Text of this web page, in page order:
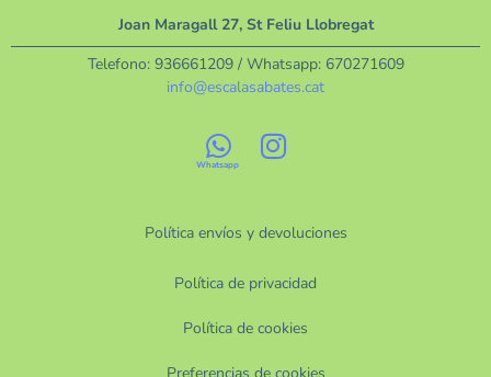
Política envíos y devoluciones
Política de privacidad
Política de cookies
Joan Maragall 27, St Feliu Llobregat
Telefono: 936661209/ Whatsapp: 670271609
info@escalasabates.cat